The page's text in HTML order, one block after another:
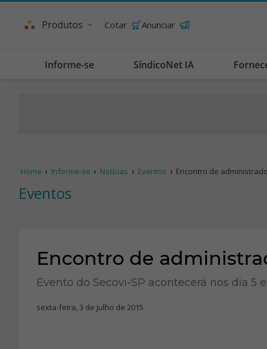
Produtos Cotar Anunciar
Informe-se SíndicoNet IA
Home Informe-se Notícias Eventos Encontro de
Eventos
Encontro de
Evento do Secovi-SP acontecerá nos dia 5
sexta-feira, 3 de julho de 2015